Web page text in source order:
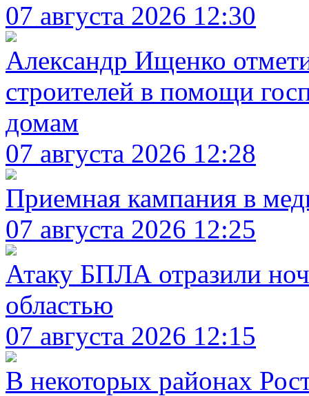
07 августа 2026 12:30
Александр Ищенко
строителей в помощи
домам
07 августа 2026 12:28
Приемная кампания в
07 августа 2026 12:25
Атаку БПЛА отразили
областью
07 августа 2026 12:15
В некоторых районах